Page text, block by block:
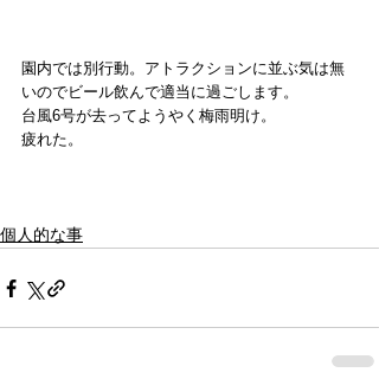
園内では別行動。アトラクションに並ぶ気は無
いのでビール飲んで適当に過ごします。
台風6号が去ってようやく梅雨明け。
疲れた。
個人的な事